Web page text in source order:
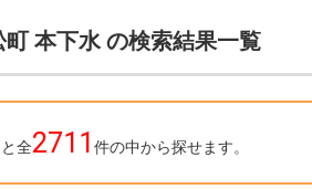
本下水 の検索結果一覧
全2711 件の中から探せます。